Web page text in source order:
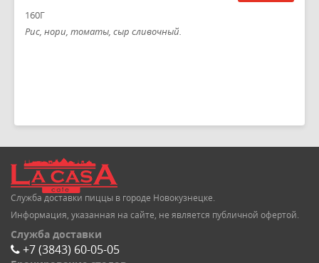
160Г
Рис, нори, томаты, сыр сливочный.
Служба доставки пиццы в городе Новокузнецке.
Информация, указанная на сайте, не является публичной офертой.
Служба доставки
+7 (3843) 60-05-05